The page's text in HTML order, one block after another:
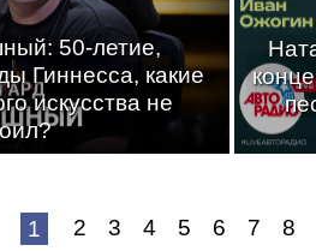
50-летие,
Гиннесса, какие
искусства не
1 2 3 4 5 6 7 8